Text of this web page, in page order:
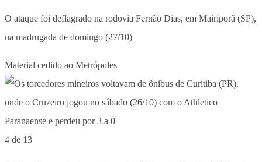
O ataque foi deflagrado na rodovia Fernão Dias, em Mairiporã (SP),
na madrugada de domingo (27/10)
Material cedido ao Metrópoles
4 de 13